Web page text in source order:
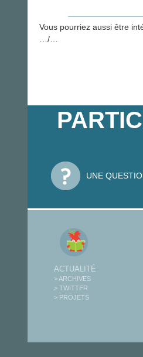
Vous pourriez aussi être
…/…
UNE
ACTUALITÉ
> ARCHIVES
> TWITTER
> PROJETS